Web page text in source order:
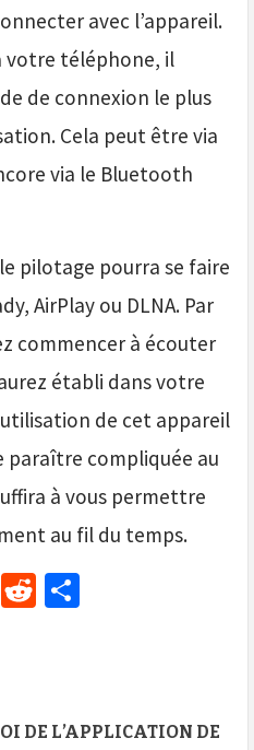
avec l’appareil.
votre téléphone, il
de connexion le plus
Cela peut être via
via le Bluetooth
pilotage pourra se faire
AirPlay ou DLNA. Par
commencer à écouter
établi dans votre
de cet appareil
paraître compliquée au
à vous permettre
au fil du temps.
EmailReddit
DE L’APPLICATION DE